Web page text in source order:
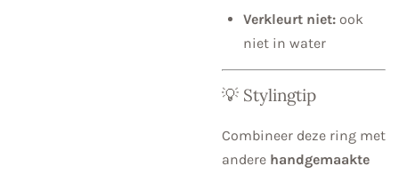
Verkleurt niet: ook
niet in water
💡 Stylingtip
Combineer deze ring met
andere handgemaakte